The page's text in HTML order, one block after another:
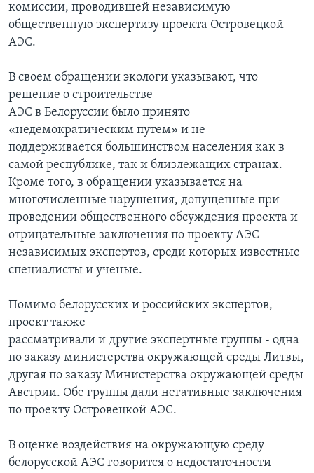
комиссии, проводившей независимую
общественную экспертизу проекта Островецкой
АЭС.
В своем обращении экологи указывают, что
решение о строительстве
АЭС в Белоруссии было принято
«недемократическим путем» и не
поддерживается большинством населения как в
самой республике, так и близлежащих странах.
Кроме того, в обращении указывается на
многочисленные нарушения, допущенные при
проведении общественного обсуждения проекта и
отрицательные заключения по проекту АЭС
независимых экспертов, среди которых известные
специалисты и ученые.
Помимо белорусских и российских экспертов,
проект также
рассматривали и другие экспертные группы - одна
по заказу министерства окружающей среды Литвы,
другая по заказу Министерства окружающей среды
Австрии. Обе группы дали негативные заключения
по проекту Островецкой АЭС.
В оценке воздействия на окружающую среду
белорусской АЭС говорится о недостаточности